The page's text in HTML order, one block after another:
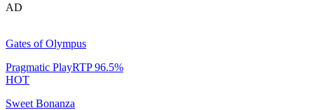
AD
Gates of Olympus
Pragmatic PlayRTP96.5%
HOT
Sweet Bonanza